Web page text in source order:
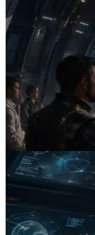
2026.07.04
ERPC、
公開 — AI
にその場
この記事を読む